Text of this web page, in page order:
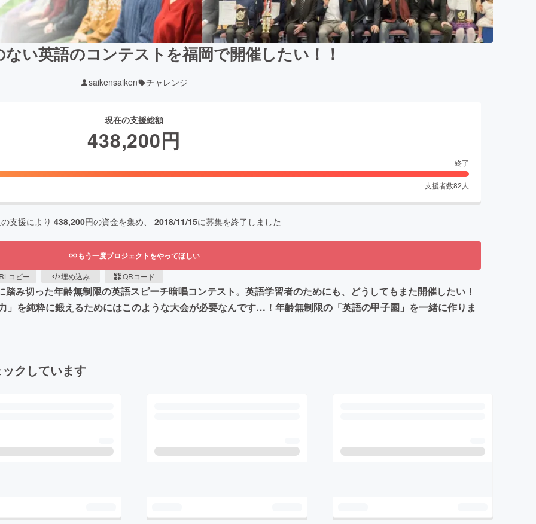
ない英語のコンテストを福岡で開催したい！！
saikensaiken チャレンジ
現在の支援総額
438,200円
終了
支援者数82 人
支援により 438,200円の資金を集め、 2018/11/15に募集を終了しました
もう一度プロジェクトをやってほしい
コピー 埋め込み QRコード
み切った年齢無制限の英語スピーチ暗唱コンテスト。英語学習者のためにも、どうしてもまた開催したい！
」を純粋に鍛えるためにはこのような大会が必要なんです…！年齢無制限の「英語の甲子園」を一緒に作りま
クしています